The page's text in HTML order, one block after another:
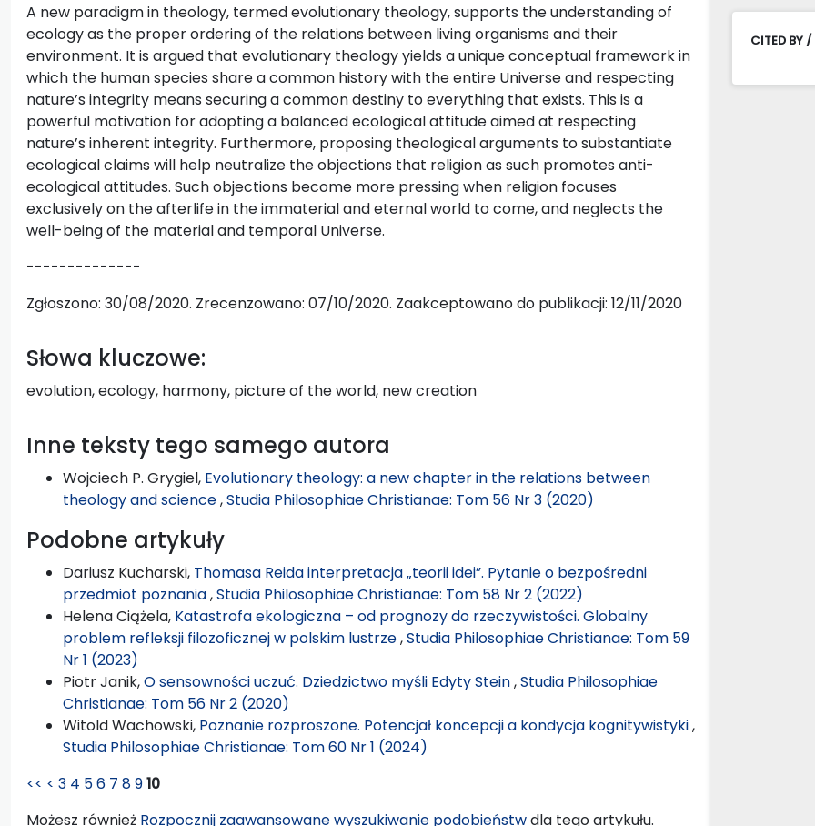
A new paradigm in theology, termed evolutionary theology, supports the understanding of
ecology as the proper ordering of the relations between living organisms and their
environment. It is argued that evolutionary theology yields a unique conceptual framework in
which the human species share a common history with the entire Universe and respecting
nature’s integrity means securing a common destiny to everything that exists. This is a
powerful motivation for adopting a balanced ecological attitude aimed at respecting
nature’s inherent integrity. Furthermore, proposing theological arguments to substantiate
ecological claims will help neutralize the objections that religion as such promotes anti-
ecological attitudes. Such objections become more pressing when religion focuses
exclusively on the afterlife in the immaterial and eternal world to come, and neglects the
well-being of the material and temporal Universe.
--------------
Zgłoszono: 30/08/2020. Zrecenzowano: 07/10/2020. Zaakceptowano do publikacji: 12/11/2020
Słowa kluczowe:
evolution, ecology, harmony, picture of the world, new creation
Inne teksty tego samego autora
Wojciech P. Grygiel, Evolutionary theology: a new chapter in the relations between
theology and science,Studia Philosophiae Christianae: Tom 56 Nr 3 (2020)
Podobne artykuły
Dariusz Kucharski, Thomasa Reida interpretacja „teorii idei”. Pytanie o bezpośredni
przedmiot poznania,Studia Philosophiae Christianae: Tom 58 Nr 2 (2022)
Helena Ciążela, Katastrofa ekologiczna – od prognozy do rzeczywistości. Globalny
problem refleksji filozoficznej w polskim lustrze,Studia Philosophiae Christianae: Tom 59
Nr 1 (2023)
Piotr Janik,O sensowności uczuć. Dziedzictwo myśli Edyty Stein,Studia Philosophiae
Christianae: Tom 56 Nr 2 (2020)
Witold Wachowski, Poznanie rozproszone. Potencjał koncepcji a kondycja kognitywistyki,
Studia Philosophiae Christianae: Tom 60 Nr 1 (2024)
<< < 3 4 56 7 8910
Możesz również Rozpocznij zaawansowane wyszukiwanie podobieństwdla tego artykułu.
CITED BY /